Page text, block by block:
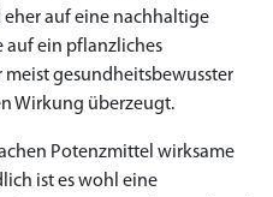
auf eine nachhaltige
auf ein pflanzliches
meist gesundheitsbewusster
Wirkung überzeugt.
Potenzmittel wirksame
ist es wohl eine